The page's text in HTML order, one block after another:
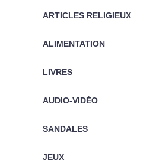
ARTICLES RELIGIEUX
ALIMENTATION
LIVRES
AUDIO-VIDÉO
SANDALES
JEUX